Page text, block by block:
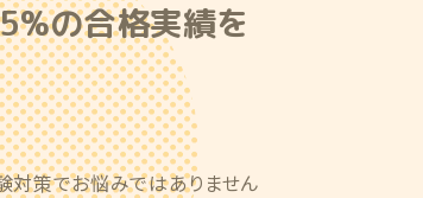
の合格実績を
対策でお悩みではありません